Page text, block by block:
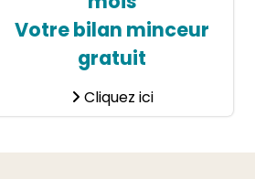
Votre bilan minceur
gratuit
Cliquez ici